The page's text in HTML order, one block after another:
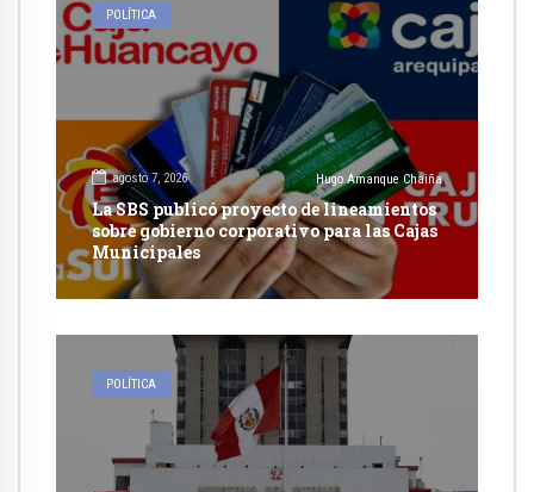
POLÍTICA
agosto 7, 2026 Hugo Amanque Chaiña
La SBS publicó proyecto de lineamientos
sobre gobierno corporativo para las Cajas
Municipales
POLÍTICA